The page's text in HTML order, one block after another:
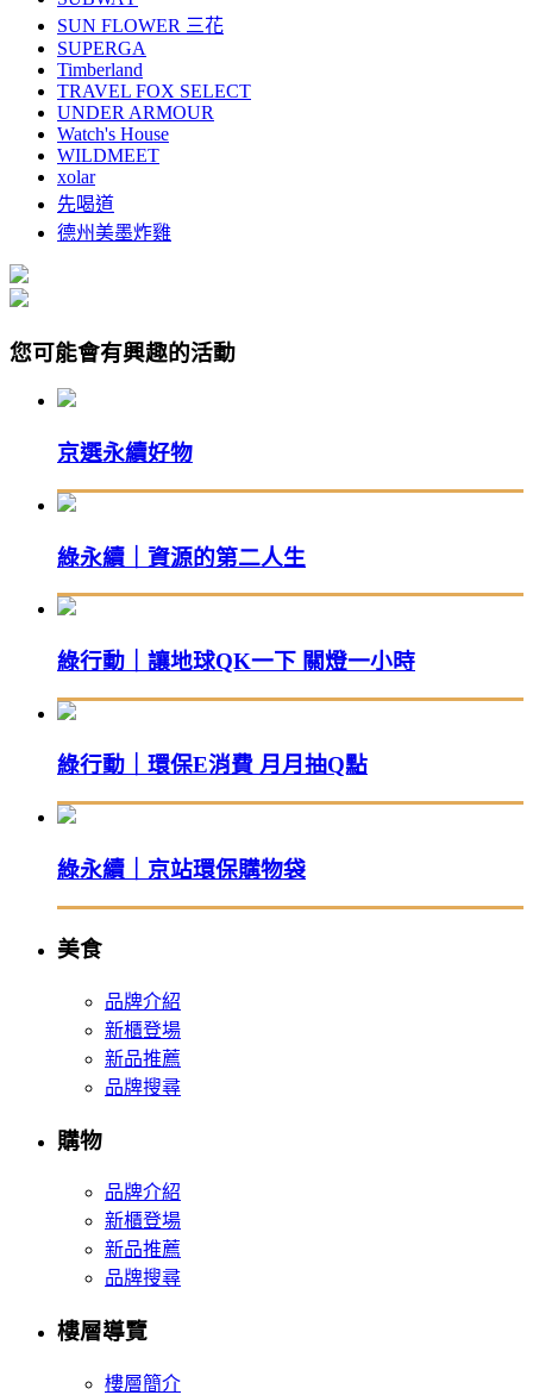
SUN FLOWER 三花
SUPERGA
Timberland
TRAVEL FOX SELECT
UNDER ARMOUR
Watch's House
WILDMEET
xolar
先喝道
德州美墨炸雞
您可能會有興趣的活動
京選永續好物
綠永續｜資源的第二人生
綠行動｜讓地球QK一下 關燈一小時
綠行動｜環保E消費 月月抽Q點
綠永續｜京站環保購物袋
美食
品牌介紹
新櫃登場
新品推薦
品牌搜尋
購物
品牌介紹
新櫃登場
新品推薦
品牌搜尋
樓層導覽
樓層簡介